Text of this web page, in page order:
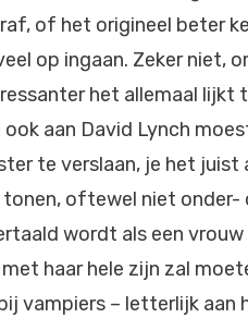
of het origineel beter
op ingaan. Zeker niet,
het allemaal lijkt
aan David Lynch
te verslaan, je het juist
oftewel niet onder-
wordt als een
haar hele zijn zal
vampiers – letterlijk aan